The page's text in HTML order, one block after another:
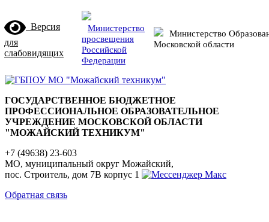
Версия
для
слабовидящих
Министерство
просвещения
Российской
Федерации
Министерство
Московской области
ГОСУДАРСТВЕННОЕ БЮДЖЕТНОЕ
ПРОФЕССИОНАЛЬНОЕ ОБРАЗОВАТЕЛЬНОЕ
УЧРЕЖДЕНИЕ МОСКОВСКОЙ ОБЛАСТИ
"МОЖАЙСКИЙ ТЕХНИКУМ"
+7 (49638) 23-603
МО, муниципальный округ Можайский,
пос. Строитель, дом 7В корпус 1
Обратная связь